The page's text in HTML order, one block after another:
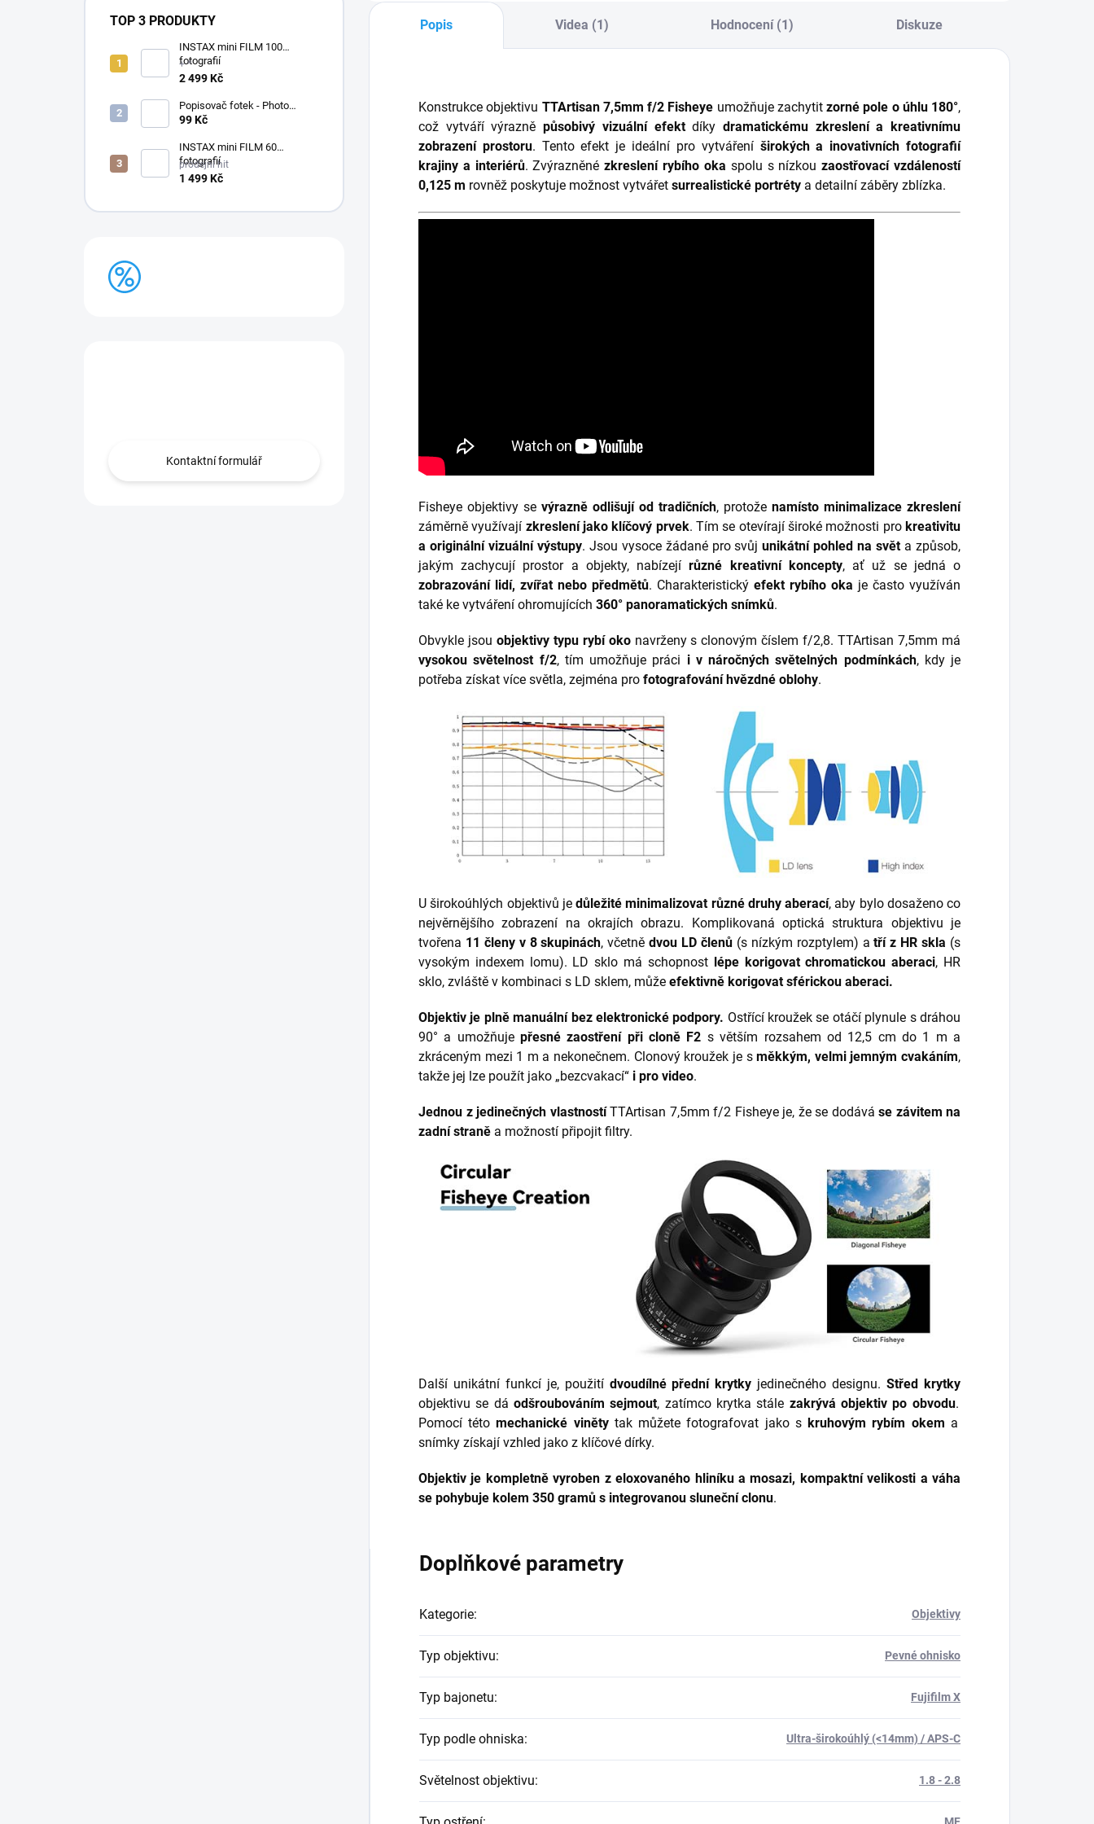
TOP 3 PRODUKTY
INSTAX mini FILM 100
fotografií
+ *
2 499 Kč
Popisovač fotek - Photo
Signature (made in Japan)
99 Kč
INSTAX mini FILM 60
fotografií
prodejní hit
1 499 Kč
Kontaktní formulář
krajiny, interiérů,
street fotografii a
světelností...
Popis Videa (1) Hodnocení (1) Diskuze
Konstrukce objektivu TTArtisan 7,5mm f/2 Fisheye umožňuje zachytit zorné pole o úhlu 180°,
což vytváří výrazněpůsobivý vizuální efektdíky dramatickému zkreslení a kreativnímu
zobrazení prostoru. Tento efekt je ideální pro vytváření širokých a inovativních fotografií
krajiny a interiérů. Zvýrazněnézkreslení rybího oka spolu s nízkouzaostřovací vzdáleností
0,125 m rovněž poskytuje možnost vytvářet surrealistické portréty a detailní záběry zblízka.
Fisheye objektivy se výrazně odlišují od tradičních, protože namísto minimalizace zkreslení
záměrně využívají zkreslení jako klíčový prvek. Tím se otevírají široké možnosti prokreativitu
a originální vizuální výstupy. Jsou vysoce žádané pro svůjunikátní pohled na světa způsob,
jakým zachycují prostor a objekty, nabízejírůzné kreativní koncepty, ať už se jedná o
zobrazování lidí, zvířat nebo předmětů. Charakteristický efekt rybího oka je často využíván
také ke vytváření ohromujících 360° panoramatických snímků.
Obvykle jsou objektivy typu rybí okonavrženy s clonovým číslem f/2,8. TTArtisan 7,5mm má
vysokou světelnost f/2, tím umožňuje práci i v náročných světelných podmínkách, kdy je
potřeba získat více světla, zejména pro fotografování hvězdné oblohy.
U širokoúhlých objektivů je důležité minimalizovat různé druhy aberací, aby bylo dosaženo co
nejvěrnějšího zobrazení na okrajích obrazu. Komplikovaná optická struktura objektivu je
tvořena 11 členy v 8 skupinách, včetnědvou LD členů (s nízkým rozptylem) atří z HR skla (s
vysokým indexem lomu). LD sklo má schopnost lépe korigovat chromatickou aberaci, HR
sklo, zvláště v kombinaci s LD sklem, může efektivně korigovat sférickou aberaci.
Objektiv je plně manuální bez elektronické podpory. Ostřící kroužek se otáčí plynule s dráhou
90° a umožňujepřesné zaostření při cloně F2 s větším rozsahem od 12,5 cm do 1 m a
zkráceným mezi 1 m a nekonečnem. Clonový kroužek je směkkým, velmi jemným cvakáním,
takže jej lze použít jako „bezcvakací“ i pro video.
Jednou z jedinečných vlastností TTArtisan 7,5mm f/2 Fisheyeje, že se dodává se závitem na
zadní straně a možností připojit filtry.
Další unikátní funkcí je, použití dvoudílné přední krytky jedinečného designu.Střed krytky
objektivu se dá odšroubováním sejmout, zatímco krytka stále zakrývá objektiv po obvodu.
Pomocí tétomechanické vinětytak můžete fotografovat jako s kruhovým rybím okem a
snímky získají vzhled jako z klíčové dírky.
Objektiv je kompletně vyroben z eloxovaného hliníku a mosazi, kompaktní velikosti a váha
se pohybuje kolem 350 gramů s integrovanou sluneční clonu.
Doplňkové parametry
Kategorie: Objektivy
Typ objektivu: Pevné ohnisko
Typ bajonetu: Fujifilm X
Typ podle ohniska: Ultra-širokoúhlý (<14mm) / APS-C
Světelnost objektivu: 1.8 - 2.8